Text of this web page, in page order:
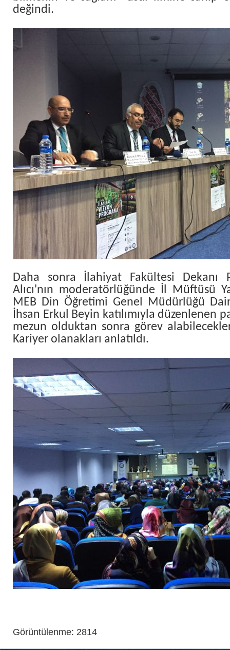
değindi.
Daha sonra İlahiyat Fakültesi Dekanı
Alıcı'nın moderatörlüğünde İl Müftüsü
MEB Din Öğretimi Genel Müdürlüğü
İhsan Erkul Beyin katılımıyla düzenlenen
mezun olduktan sonra görev
Kariyer olanakları anlatıldı.
Görüntülenme: 2814